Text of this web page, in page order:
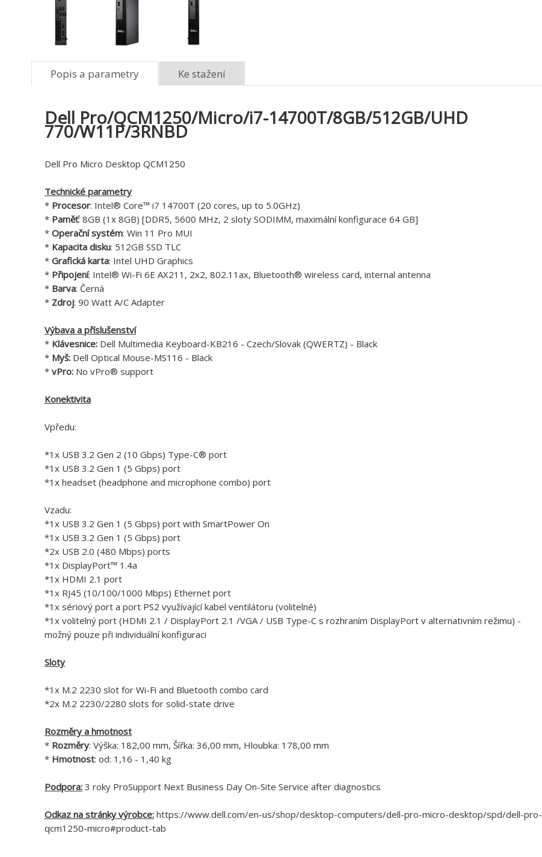
Popis a parametry Ke stažení
Dell Pro/QCM1250/Micro/i7-14700T/8GB/512GB/UHD
770/W11P/3RNBD
Dell Pro Micro Desktop QCM1250
Technické parametry
* Procesor: Intel® Core™ i7 14700T (20 cores, up to 5.0GHz)
* Paměť: 8GB (1x 8GB) [DDR5, 5600 MHz, 2 sloty SODIMM, maximální konfigurace 64 GB]
* Operační systém: Win 11 Pro MUI
* Kapacita disku: 512GB SSD TLC
* Grafická karta: Intel UHD Graphics
* Připojení: Intel® Wi-Fi 6E AX211, 2x2, 802.11ax, Bluetooth® wireless card, internal antenna
* Barva: Černá
* Zdroj: 90 Watt A/C Adapter
Výbava a příslušenství
* Klávesnice: Dell Multimedia Keyboard-KB216 - Czech/Slovak (QWERTZ) - Black
* Myš: Dell Optical Mouse-MS116 - Black
* vPro: No vPro® support
Konektivita
Vpředu:
*1x USB 3.2 Gen 2 (10 Gbps) Type-C® port
*1x USB 3.2 Gen 1 (5 Gbps) port
*1x headset (headphone and microphone combo) port
Vzadu:
*1x USB 3.2 Gen 1 (5 Gbps) port with SmartPower On
*1x USB 3.2 Gen 1 (5 Gbps) port
*2x USB 2.0 (480 Mbps) ports
*1x DisplayPort™ 1.4a
*1x HDMI 2.1 port
*1x RJ45 (10/100/1000 Mbps) Ethernet port
*1x sériový port a port PS2 využívající kabel ventilátoru (volitelné)
*1x volitelný port (HDMI 2.1 / DisplayPort 2.1 /VGA / USB Type-C s rozhraním DisplayPort v alternativním režimu) -
možný pouze při individuální konfiguraci
Sloty
*1x M.2 2230 slot for Wi-Fi and Bluetooth combo card
*2x M.2 2230/2280 slots for solid-state drive
Rozměry a hmotnost
* Rozměry: Výška: 182,00 mm, Šířka: 36,00 mm, Hloubka: 178,00 mm
* Hmotnost: od: 1,16 - 1,40 kg
Podpora: 3 roky ProSupport Next Business Day On-Site Service after diagnostics
Odkaz na stránky výrobce: https://www.dell.com/en-us/shop/desktop-computers/dell-pro-micro-desktop/spd/dell-pro-
qcm1250-micro#product-tab